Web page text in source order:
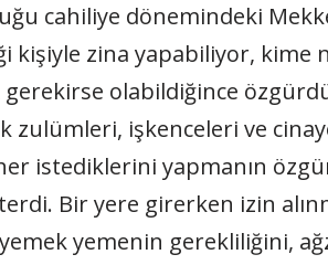
cahiliye dönemindeki
kişiyle zina yapabiliyor, kime
olabildiğince
zulümleri, işkenceleri ve
Bir yere girerken izin
yemenin gerekliliğini,